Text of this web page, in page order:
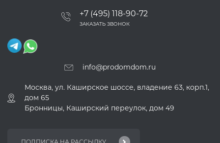
+7 (495) 118-90-72
ЗАКАЗАТЬ ЗВОНОК
info@prodomdom.ru
Москва, ул. Каширское шоссе, владение 63, корп.1,
дом 65
Бронницы, Каширский переулок, дом 49